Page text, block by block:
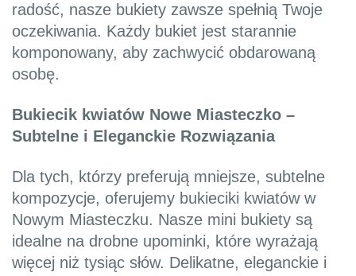
radość, nasze bukiety zawsze spełnią Twoje
oczekiwania. Każdy bukiet jest starannie
komponowany, aby zachwycić obdarowaną
osobę.
Bukiecik kwiatów Nowe Miasteczko –
Subtelne i Eleganckie Rozwiązania
Dla tych, którzy preferują mniejsze, subtelne
kompozycje, oferujemy bukieciki kwiatów w
Nowym Miasteczku. Nasze mini bukiety są
idealne na drobne upominki, które wyrażają
więcej niż tysiąc słów. Delikatne, eleganckie i